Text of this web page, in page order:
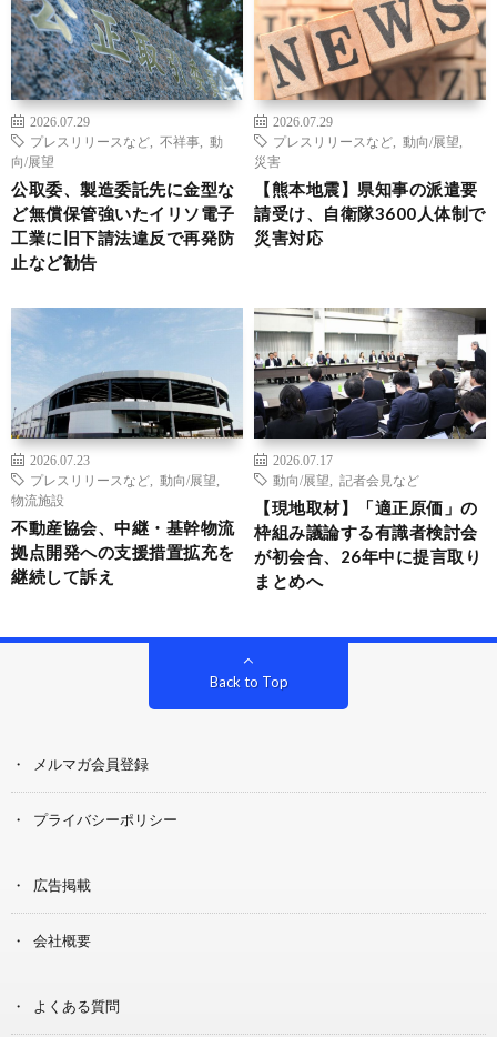
2026.07.29
プレスリリースなど
不祥事
動
向/展望
公取委、製造委託先に金型な
ど無償保管強いたイリソ電子
工業に旧下請法違反で再発防
止など勧告
2026.07.29
プレスリリースなど
動向/展望
災害
【熊本地震】県知事の派遣要
請受け、自衛隊3600人体制で
災害対応
2026.07.23
プレスリリースなど
動向/展望
物流施設
不動産協会、中継・基幹物流
拠点開発への支援措置拡充を
継続して訴え
2026.07.17
動向/展望
記者会見など
【現地取材】「適正原価」の
枠組み議論する有識者検討会
が初会合、26年中に提言取り
まとめへ
Back to Top
メルマガ会員登録
プライバシーポリシー
広告掲載
会社概要
よくある質問